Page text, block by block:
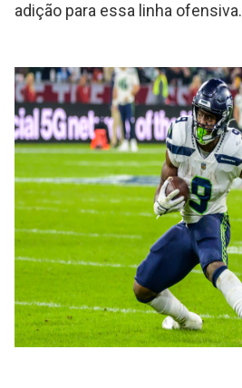
adição para essa linha ofensiva.